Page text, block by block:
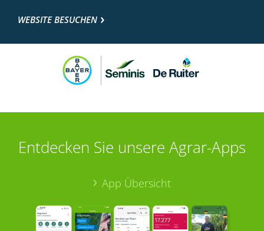
WEBSITE BESUCHEN
Entdecken Sie unsere Agrar-Apps
App Übersicht